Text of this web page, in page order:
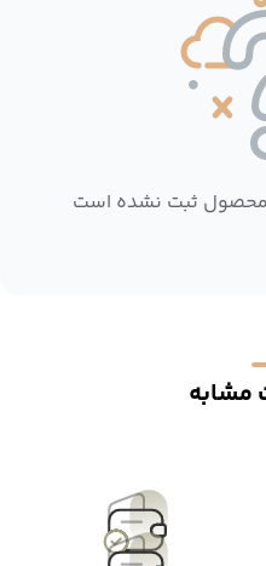
محصول ثبت نشده است
مشابه